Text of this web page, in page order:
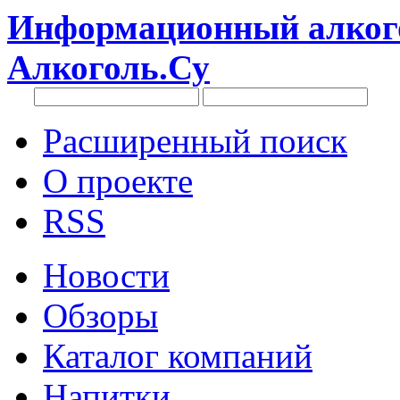
Информационный
Алкоголь.Су
Расширенный поиск
О проекте
RSS
Новости
Обзоры
Каталог компаний